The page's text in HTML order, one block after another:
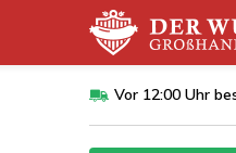
Vor 12:00 Uhr